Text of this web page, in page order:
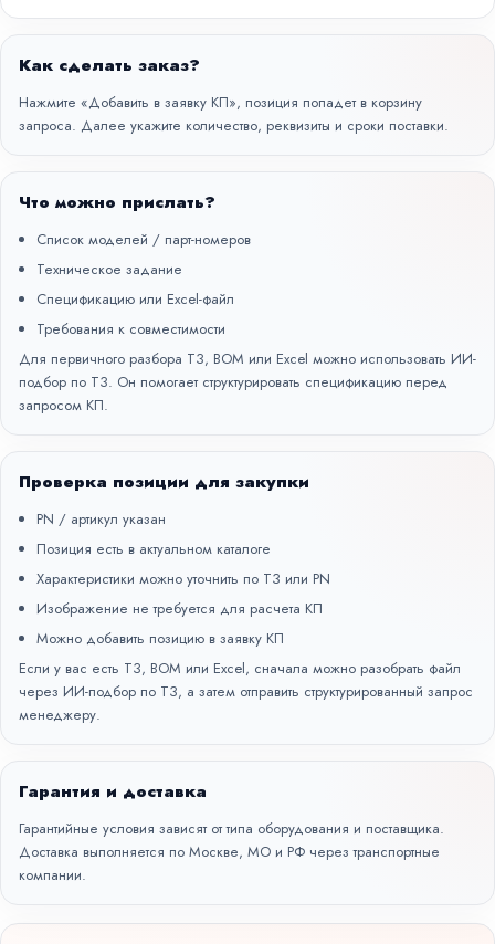
Как сделать заказ?
Нажмите «Добавить в заявку КП», позиция попадет в корзину
запроса. Далее укажите количество, реквизиты и сроки поставки.
Что можно прислать?
Список моделей / парт-номеров
Техническое задание
Спецификацию или Excel-файл
Требования к совместимости
Для первичного разбора ТЗ, BOM или Excel можно использовать ИИ-
подбор по ТЗ. Он помогает структурировать спецификацию перед
запросом КП.
Проверка позиции для закупки
PN / артикул указан
Позиция есть в актуальном каталоге
Характеристики можно уточнить по ТЗ или PN
Изображение не требуется для расчета КП
Можно добавить позицию в заявку КП
Если у вас есть ТЗ, BOM или Excel, сначала можно разобрать файл
через ИИ-подбор по ТЗ, а затем отправить структурированный запрос
менеджеру.
Гарантия и доставка
Гарантийные условия зависят от типа оборудования и поставщика.
Доставка выполняется по Москве, МО и РФ через транспортные
компании.